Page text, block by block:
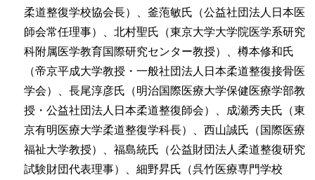
柔道整復学校協会長）、釜萢敏氏（公益社団法人日本医
師会常任理事）、北村聖氏（東京大学大学院医学系研究
科附属医学教育国際研究センター教授）、樽本修和氏
（帝京平成大学教授・一般社団法人日本柔道整復接骨医
学会）、長尾淳彦氏（明治国際医療大学保健医療学部教
授・公益社団法人日本柔道整復師会）、成瀬秀夫氏（東
京有明医療大学柔道整復学科長）、西山誠氏（国際医療
福祉大学教授）、福島統氏（公益財団法人柔道整復研究
試験財団代表理事）、細野昇氏（呉竹医療専門学校